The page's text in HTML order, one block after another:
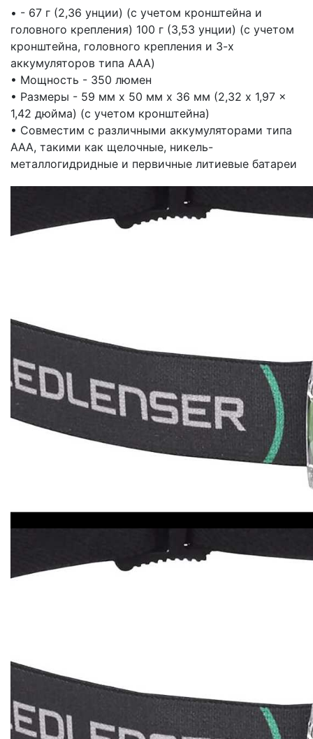
• - 67 г (2,36 унции) (с учетом кронштейна и
головного крепления) 100 г (3,53 унции) (с учетом
кронштейна, головного крепления и 3-х
аккумуляторов типа AAA)
• Мощность - 350 люмен
• Размеры - 59 мм x 50 мм x 36 мм (2,32 x 1,97 x
1,42 дюйма) (с учетом кронштейна)
• Совместим с различными аккумуляторами типа
AAA, такими как щелочные, никель-
металлогидридные и первичные литиевые батареи